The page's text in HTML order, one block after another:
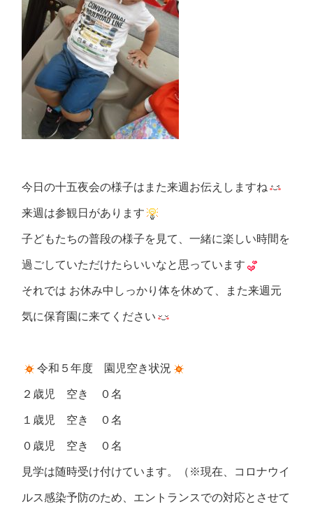
今日の十五夜会の様子はまた来週お伝えしますね
来週は参観日があります
子どもたちの普段の様子を見て、一緒に楽しい時間を
過ごしていただけたらいいなと思っています
それでは お休み中しっかり体を休めて、また来週元
気に保育園に来てください
令和５年度 園児空き状況
２歳児 空き ０名
１歳児 空き ０名
０歳児 空き ０名
見学は随時受け付けています。（※現在、コロナウイ
ルス感染予防のため、エントランスでの対応とさせて